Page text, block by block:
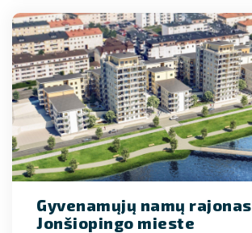
Gyvenamųjų namų rajonas
Jonšiopingo mieste